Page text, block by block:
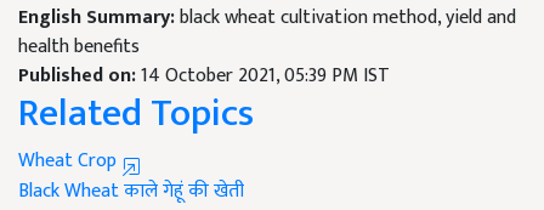
English Summary:black wheat cultivation method, yield and
health benefits
Published on:14 October 2021, 05:39 PM IST
Related Topics
Wheat Crop
Black Wheatकाले गेहूं की खेती